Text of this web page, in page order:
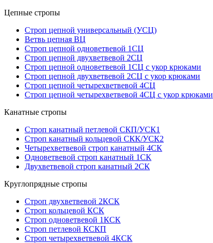
Цепные стропы
Строп цепной универсальный (УСЦ)
Ветвь цепная ВЦ
Строп цепной одноветвевой 1СЦ
Строп цепной двухветвевой 2СЦ
Строп цепной одноветвевой 1СЦ с укор крюками
Строп цепной двухветвевой 2СЦ с укор крюками
Строп цепной четырехветвевой 4СЦ
Строп цепной четырехветвевой 4СЦ с укор крюками
Канатные стропы
Строп канатный петлевой СКП/УСК1
Строп канатный кольцевой СКК/УСК2
Четырехветвевой строп канатный 4СК
Одноветвевой строп канатный 1СК
Двухветвевой строп канатный 2СК
Круглопрядные стропы
Строп двухветвевой 2КСК
Строп кольцевой КСК
Строп одноветвевой 1КСК
Строп петлевой КСКП
Строп четырехветвевой 4КСК